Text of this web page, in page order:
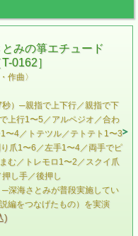
みの箏エチュード
0162］
作曲〉
）─親指で上下行／親指で下
上行1〜5／アルペジオ／合わ
〜4／トテツル／テトテト1〜3
爪1〜6／左手1〜4／両手でピ
む／トレモロ1〜2／スクイ爪
し手／後押し
深海さとみが普段実施してい
編をつなげたもの）を実演
)